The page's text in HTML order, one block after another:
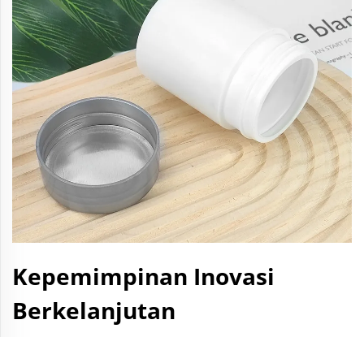
Kepemimpinan Inovasi
Berkelanjutan